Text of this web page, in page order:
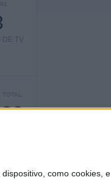
como cookies, e
DE TV
TOTAL
26